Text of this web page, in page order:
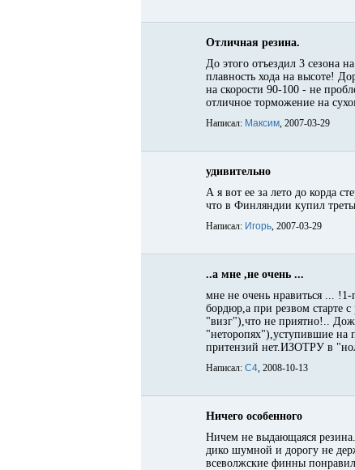
Отличная резина.
До этого отъездил 3 сезона
плавность хода на высоте!
на скорости 90-100 - не
отличное торможение на
Написал: Максим, 2007-03-29
удивительно
А я вот ее за лето до корда
что в Финляндии купил
Написал: Игорь, 2007-03-29
..а мне ,не очень ...
мне не очень нравиться ...
бордюр,а при резвом старте
"визг"),что не приятно!..
"неторопях"),уступившие на
притензий нет.ИЗОТРУ в
Написал: C4, 2008-10-13
Ничего особенного
Ничем не выдающаяся
дико шумной и дорогу не
всеволжские финны